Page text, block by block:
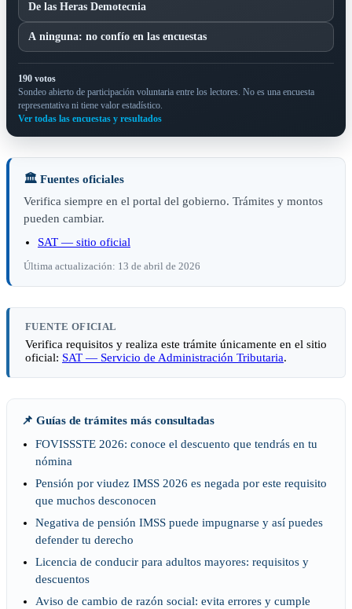
De las Heras Demotecnia
A ninguna: no confío en las encuestas
190 votos
Sondeo abierto de participación voluntaria entre los lectores. No es una encuesta
representativa ni tiene valor estadístico.
Ver todas las encuestas y resultados
🏛️ Fuentes oficiales
Verifica siempre en el portal del gobierno. Trámites y montos
pueden cambiar.
SAT — sitio oficial
Última actualización: 13 de abril de 2026
FUENTE OFICIAL
Verifica requisitos y realiza este trámite únicamente en el sitio
oficial: SAT — Servicio de Administración Tributaria.
📌 Guías de trámites más consultadas
FOVISSSTE 2026: conoce el descuento que tendrás en tu
nómina
Pensión por viudez IMSS 2026 es negada por este requisito
que muchos desconocen
Negativa de pensión IMSS puede impugnarse y así puedes
defender tu derecho
Licencia de conducir para adultos mayores: requisitos y
descuentos
Aviso de cambio de razón social: evita errores y cumple